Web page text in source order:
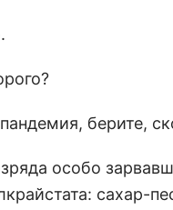
берите,
особо
сахар-